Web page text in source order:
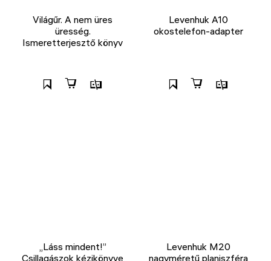
Világűr. A nem üres
üresség.
Ismeretterjesztő könyv
Levenhuk A10
okostelefon-adapter
„Láss mindent!”
Csillagászok kézikönyve
Levenhuk M20
nagyméretű planiszféra